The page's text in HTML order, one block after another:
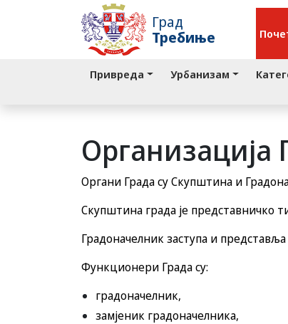
Град
Требиње
Привреда Урбанизам
Организација
Органи Града су Скупштина и
Скупштина града је представничко
Градоначелник заступа и
Функционери Града су:
градоначелник,
замјеник градоначелника,